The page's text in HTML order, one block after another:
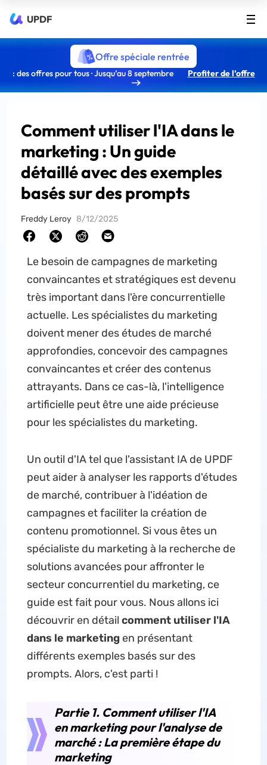
UPDF
Offre spéciale rentrée
: des offres pour tous · Jusqu’au 8 septembre Profiter de l’offre
Comment utiliser l'IA dans le
marketing : Un guide
détaillé avec des exemples
basés sur des prompts
Freddy Leroy 8/12/2025
Le besoin de campagnes de marketing
convaincantes et stratégiques est devenu
très important dans l'ère concurrentielle
actuelle. Les spécialistes du marketing
doivent mener des études de marché
approfondies, concevoir des campagnes
convaincantes et créer des contenus
attrayants. Dans ce cas-là, l'intelligence
artificielle peut être une aide précieuse
pour les spécialistes du marketing.
Un outil d'IA tel que l'assistant IA de UPDF
peut aider à analyser les rapports d'études
de marché, contribuer à l'idéation de
campagnes et faciliter la création de
contenu promotionnel. Si vous êtes un
spécialiste du marketing à la recherche de
solutions avancées pour affronter le
secteur concurrentiel du marketing, ce
guide est fait pour vous. Nous allons ici
découvrir en détail comment utiliser l'IA
dans le marketing en présentant
différents exemples basés sur des
prompts. Alors, c'est parti !
Partie 1. Comment utiliser l'IA
en marketing pour l'analyse de
marché : La première étape du
marketing